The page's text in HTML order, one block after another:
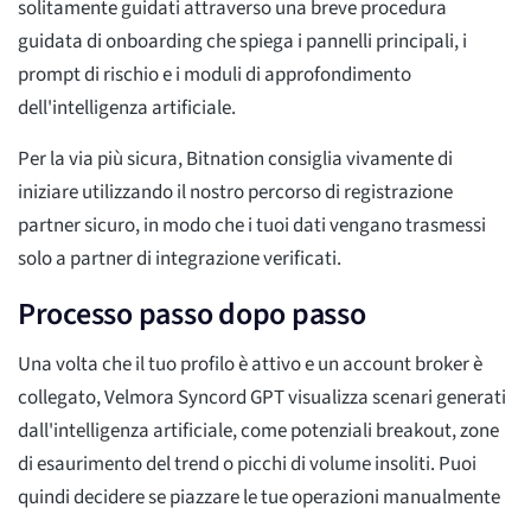
solitamente guidati attraverso una breve procedura
guidata di onboarding che spiega i pannelli principali, i
prompt di rischio e i moduli di approfondimento
dell'intelligenza artificiale.
Per la via più sicura, Bitnation consiglia vivamente di
iniziare utilizzando il nostro percorso di registrazione
partner sicuro, in modo che i tuoi dati vengano trasmessi
solo a partner di integrazione verificati.
Processo passo dopo passo
Una volta che il tuo profilo è attivo e un account broker è
collegato, Velmora Syncord GPT visualizza scenari generati
dall'intelligenza artificiale, come potenziali breakout, zone
di esaurimento del trend o picchi di volume insoliti. Puoi
quindi decidere se piazzare le tue operazioni manualmente